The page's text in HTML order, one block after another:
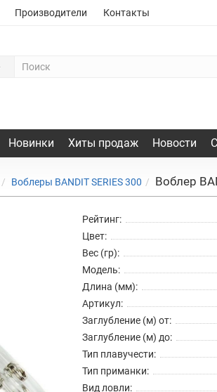
Производители Контакты
Новинки Хиты продаж Новости
Воблеры BANDIT SERIES 300 Воблер
Рейтинг:
Цвет:
Вес (гр):
Модель:
Длина (мм):
Артикул:
Заглубление (м) от:
Заглубление (м) до:
Тип плавучести:
Тип приманки:
Вид ловли: